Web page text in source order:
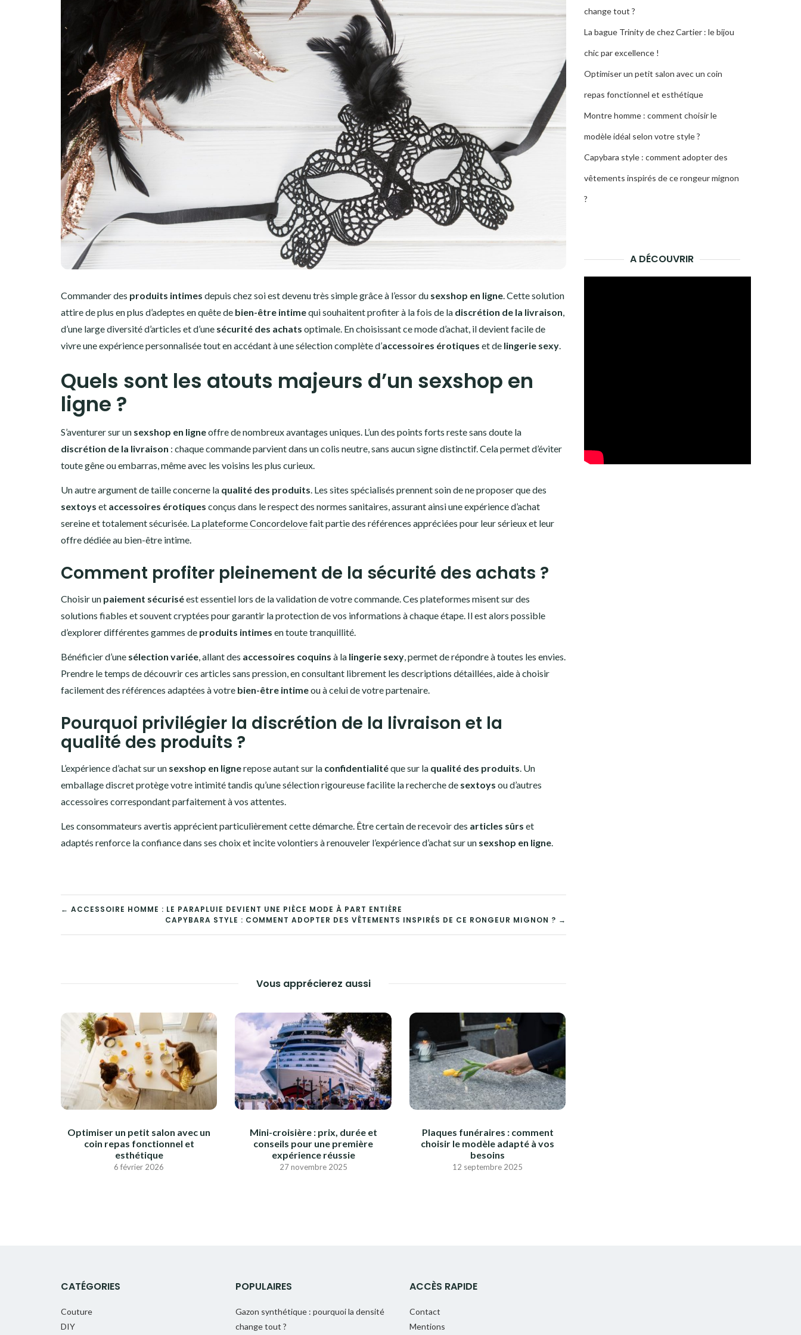
Commander des produits intimes depuis chez soi est devenu très simple grâce à l’essor du sexshop en ligne . Cette solution
attire de plus en plus d’adeptes en quête de bien-être intimequi souhaitent profiter à la fois de la discrétion de la livraison
d’une large diversité d’articles et d’une sécurité des achats optimale. En choisissant ce mode d’achat, il devient facile de
vivre une expérience personnalisée tout en accédant à une sélection complète d’accessoires érotiques et de lingerie sexy
Quels sont les atouts majeurs d’un sexshop en
ligne ?
S’aventurer sur un sexshop en ligneoffre de nombreux avantages uniques. L’un des points forts reste sans doute la
discrétion de la livraison : chaque commande parvient dans un colis neutre, sans aucun signe distinctif. Cela permet d’éviter
toute gêne ou embarras, même avec les voisins les plus curieux.
Un autre argument de taille concerne la qualité des produits . Les sites spécialisés prennent soin de ne proposer que des
sextoys et accessoires érotiques conçus dans le respect des normes sanitaires, assurant ainsi une expérience d’achat
sereine et totalement sécurisée. La plateforme Concordelovefait partie des références appréciées pour leur sérieux et leur
offre dédiée au bien-être intime.
Comment profiter pleinement de la sécurité des achats ?
Choisir un paiement sécuriséest essentiel lors de la validation de votre commande. Ces plateformes misent sur des
solutions fiables et souvent cryptées pour garantir la protection de vos informations à chaque étape. Il est alors possible
d’explorer différentes gammes de produits intimes en toute tranquillité.
Bénéficier d’une sélection variée , allant des accessoires coquins à la lingerie sexy , permet de répondre à toutes les envies.
Prendre le temps de découvrir ces articles sans pression, en consultant librement les descriptions détaillées, aide à choisir
facilement des références adaptées à votre bien-être intimeou à celui de votre partenaire.
Pourquoi privilégier la discrétion de la livraison et la
qualité des produits ?
L’expérience d’achat sur un sexshop en lignerepose autant sur la confidentialitéque sur la qualité des produits . Un
emballage discret protège votre intimité tandis qu’une sélection rigoureuse facilite la recherche de sextoys ou d’autres
accessoires correspondant parfaitement à vos attentes.
Les consommateurs avertis apprécient particulièrement cette démarche. Être certain de recevoir des articles sûrs et
adaptés renforce la confiance dans ses choix et incite volontiers à renouveler l’expérience d’achat sur un sexshop en ligne
NAVIGATION
DE
← ACCESSOIRE HOMME : LE PARAPLUIE DEVIENT UNE PIÈCE MODE À PART ENTIÈRE
CAPYBARA STYLE : COMMENT ADOPTER DES VÊTEMENTS INSPIRÉS DE CE RONGEUR MIGNON ? →
Vous apprécierez aussi
Optimiser un petit salon avec un
coin repas fonctionnel et
esthétique
6 février 2026
Mini-croisière : prix, durée et
conseils pour une première
expérience réussie
27 novembre 2025
Plaques funéraires : comment
choisir le modèle adapté à vos
besoins
12 septembre 2025
change tout ?
La bague Trinity de chez Cartier : le bijou
chic par excellence !
Optimiser un petit salon avec un coin
repas fonctionnel et esthétique
Montre homme : comment choisir le
modèle idéal selon votre style ?
Capybara style : comment adopter des
vêtements inspirés de ce rongeur mignon
?
A DÉCOUVRIR
CATÉGORIES
Couture
DIY
POPULAIRES
Gazon synthétique : pourquoi la densité
change tout ?
ACCÈS RAPIDE
Contact
Mentions